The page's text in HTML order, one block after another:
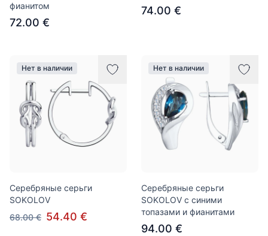
фианитом
72.00 €
74.00 €
Нет в наличии
Серебряные серьги
SOKOLOV
68.00 € 54.40 €
Нет в наличии
Серебряные серьги
SOKOLOV с синими
топазами и фианитами
94.00 €